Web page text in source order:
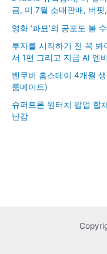
금, 미 7월 소매판매, 버
영화 ‘파묘’의 공포도 볼
투자를 시작하기 전 꼭
서 1편 그리고 지금 AI 엔
밴쿠버 홈스테이 4개월
룸메이트)
슈퍼트론 원터치 팝업 합
난감